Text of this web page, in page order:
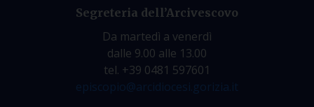
Segreteria dell’Arcivescovo
Da martedì a venerdì
dalle 9.00 alle 13.00
tel. +39 0481 597601
episcopio@arcidiocesi.gorizia.it